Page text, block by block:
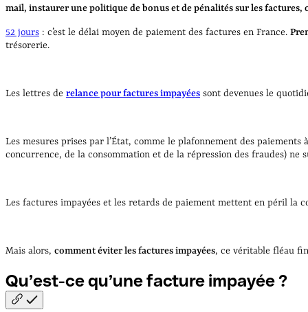
mail, instaurer une politique de bonus et de pénalités sur les
52 jours : c’est le délai moyen de paiement des factures en France.
trésorerie.
Les lettres de relance pour factures impayées sont devenues le
Les mesures prises par l’État, comme le plafonnement des
concurrence, de la consommation et de la répression des fraudes) ne
Les factures impayées et les retards de paiement mettent en péril la
Mais alors, comment éviter les factures impayées, ce véritable fléau
Qu’est-ce qu’une facture impayée ?